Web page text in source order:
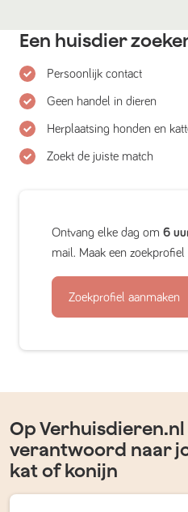
Een huisdier
Persoonlijk contact
Geen handel in dieren
Herplaatsing honden en
Zoekt de juiste match
Ontvang elke dag om 6
mail. Maak een zoekprofiel
Zoekprofiel aanmaken
Op Verhuisdieren.nl
verantwoord naar
kat of konijn